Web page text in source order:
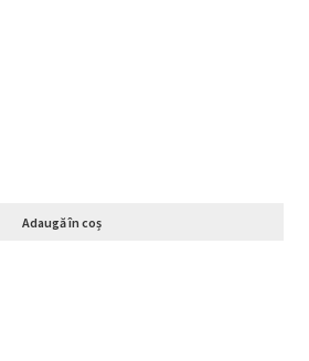
Adaugă în coș